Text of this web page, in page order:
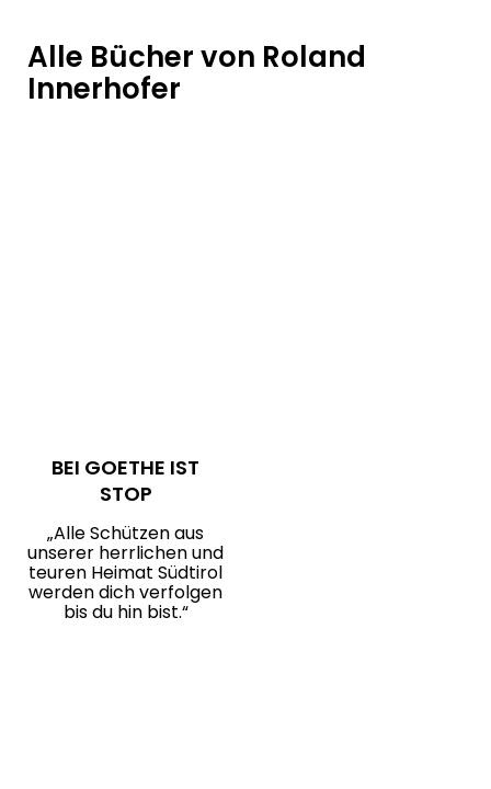
Alle Bücher von Roland
Innerhofer
BEI GOETHE IST
STOP
„Alle Schützen aus
unserer herrlichen und
teuren Heimat Südtirol
werden dich verfolgen
bis du hin bist.“